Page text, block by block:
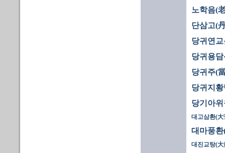
노학음(
단삼고(
당귀연
당귀용
당귀주(
당귀지
당기아
대고삼환(大
대마풍
대진교탕(大